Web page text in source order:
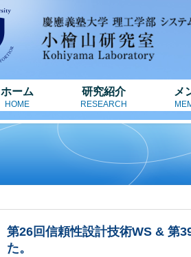
ホーム
HOME
研究紹介
RESEARCH
メ
第26回信頼性設計技術WS & 第
た。